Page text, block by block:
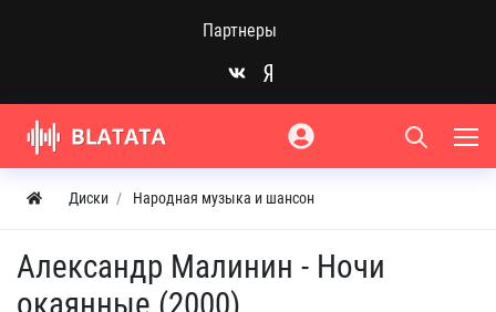
Партнеры
Диски Народная музыка и шансон
Александр Малинин - Ночи
окаянные (2000)